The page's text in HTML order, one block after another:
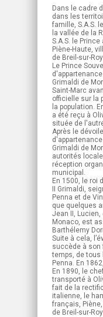
Dans le cadre
dans les
famille, S.A.S.
la vallée de la
S.A.S. le
Piène-Haute,
de Breil-sur-
Le Prince
Grimaldi de
Saint-Marc
officielle sur la
la population.
a été reçu à
située de
Après le
Grimaldi de
autorités
réception
municipal.
En 1500, le roi
II Grimaldi,
Penna et de
que quelques
Jean II,
Monaco, est
Barthélemy
Suite à cela,
succède à son
temps, de tous
Penna. En
En 1890, le
transporté à
fait de la
italienne, le
français,
de Breil-sur-